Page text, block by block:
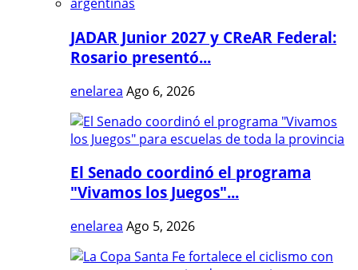
JADAR Junior 2027 y CReAR Federal:
Rosario presentó...
enelarea Ago 6, 2026
El Senado coordinó el programa
"Vivamos los Juegos"...
enelarea Ago 5, 2026